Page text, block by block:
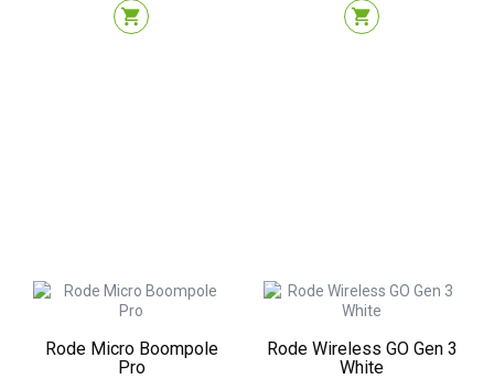
shopping_cart shopping_cart
Rode Micro Boompole
Pro
Rode Wireless GO Gen 3
White